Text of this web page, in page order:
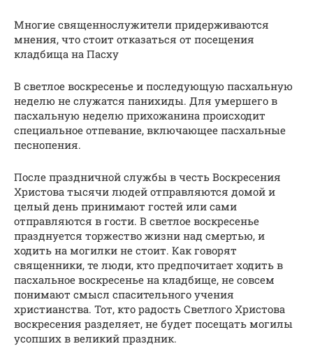
Многие священнослужители придерживаются
мнения, что стоит отказаться от посещения
кладбища на Пасху
В светлое воскресенье и последующую пасхальную
неделю не служатся панихиды. Для умершего в
пасхальную неделю прихожанина происходит
специальное отпевание, включающее пасхальные
песнопения.
После праздничной службы в честь Воскресения
Христова тысячи людей отправляются домой и
целый день принимают гостей или сами
отправляются в гости. В светлое воскресенье
празднуется торжество жизни над смертью, и
ходить на могилки не стоит. Как говорят
священники, те люди, кто предпочитает ходить в
пасхальное воскресенье на кладбище, не совсем
понимают смысл спасительного учения
христианства. Тот, кто радость Светлого Христова
воскресения разделяет, не будет посещать могилы
усопших в великий праздник.